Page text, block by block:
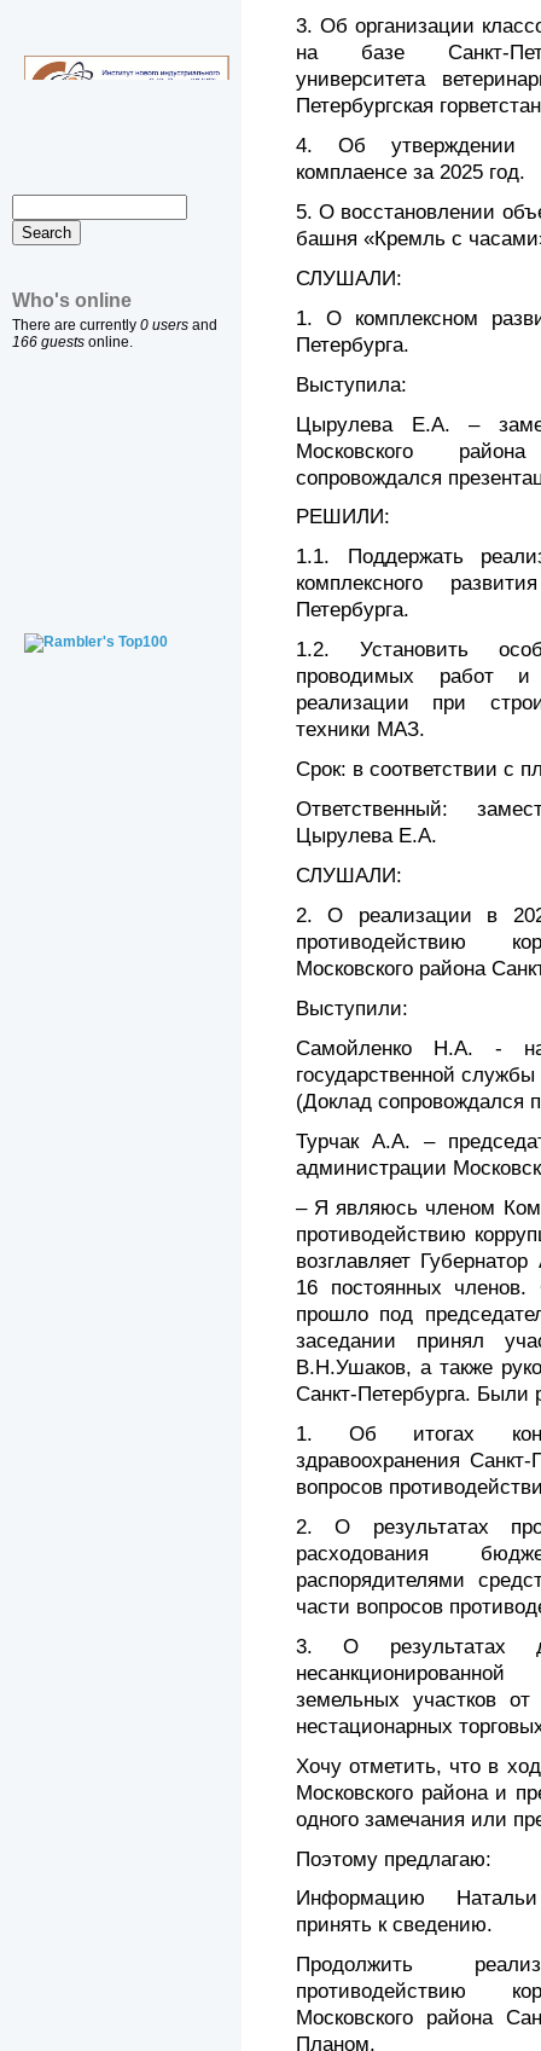
Who's online
There are currently 0 users and
166 guests online.
3. Об организации
на базе Санкт-
университета
Петербургская
4. Об утверждении
комплаенсе за 2025 год.
5. О восстановлении
башня «Кремль с
СЛУШАЛИ:
1. О комплексном
Петербурга.
Выступила:
Цырулева Е.А. –
Московского
сопровождался
РЕШИЛИ:
1.1. Поддержать
комплексного
Петербурга.
1.2. Установить
проводимых работ и
реализации при
техники МАЗ.
Срок: в соответствии с
Ответственный:
Цырулева Е.А.
СЛУШАЛИ:
2. О реализации в
противодействию
Московского района
Выступили:
Самойленко Н.А. -
государственной
(Доклад сопровождался
Турчак А.А. –
администрации
– Я являюсь членом
противодействию
возглавляет
16 постоянных
прошло под
заседании принял
В.Н.Ушаков, а также
Санкт-Петербурга. Были
1. Об итогах
здравоохранения
вопросов
2. О результатах
расходования
распорядителями
части вопросов
3. О результатах
земельных участков
нестационарных
Хочу отметить, что в
Московского района и
одного замечания или
Поэтому предлагаю:
Информацию
принять к сведению.
Продолжить
противодействию
Московского района
Планом.